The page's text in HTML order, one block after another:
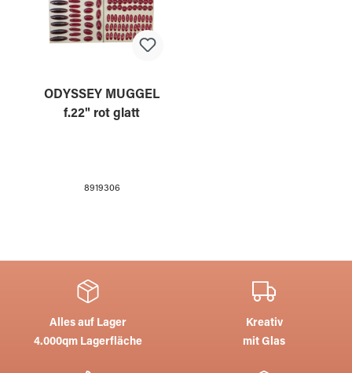
ODYSSEY MUGGEL
f.22" rot glatt
8919306
Alles auf Lager
4.000qm Lagerfläche
Kreativ
mit Glas